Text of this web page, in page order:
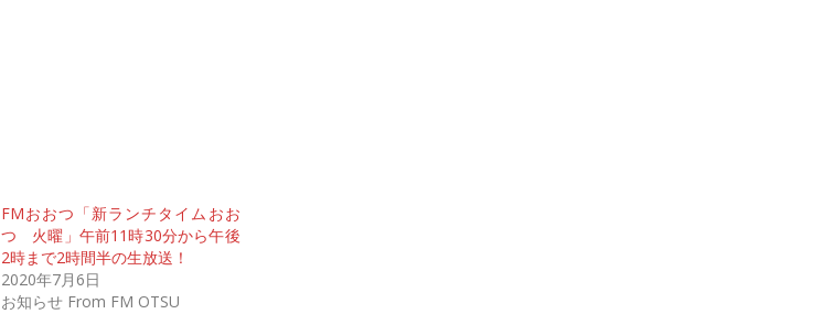
FMおおつ「新ランチタイムおお
つ 火曜」午前11時30分から午後
2時まで2時間半の生放送！
2020年7月6日
お知らせ From FM OTSU